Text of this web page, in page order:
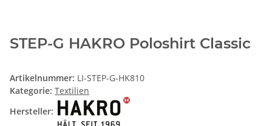
STEP-G HAKRO Poloshirt Classic
Artikelnummer: LI-STEP-G-HK810
Kategorie: Textilien
Hersteller: